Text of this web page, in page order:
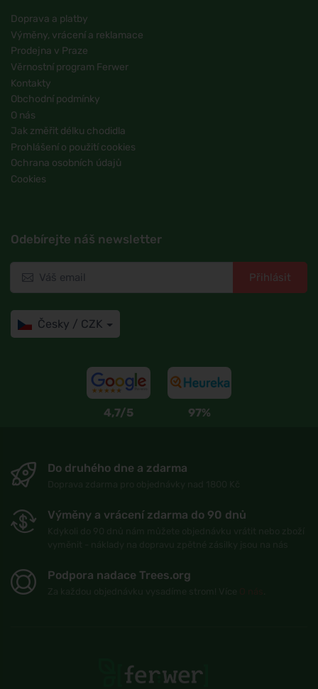
Doprava a platby
Výměny, vrácení a reklamace
Prodejna v Praze
Věrnostní program Ferwer
Kontakty
Obchodní podmínky
O nás
Jak změřit délku chodidla
Prohlášení o použití cookies
Ochrana osobních údajů
Cookies
Odebírejte náš newsletter
Přihlásit
Česky / CZK
4,7/5 97%
Do druhého dne a zdarma
Výměny a vrácení zdarma do 90 dnů
Podpora nadace Trees.org